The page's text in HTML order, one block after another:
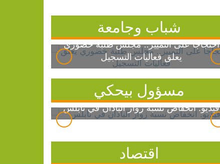
شباب وجامعة
احتجاجاً على التمييز.. مجلس طلبة خضوري
يعلق فعاليات التسجيل
مسؤول بيحكي
فيديو: انخفاض نسبة زوار الباذان في نابلس
اقتصاد